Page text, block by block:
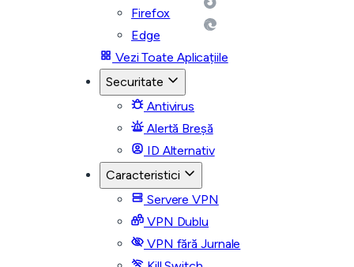
Firefox
Edge
Vezi Toate Aplicațiile
Securitate
Antivirus
Alertă Breșă
ID Alternativ
Caracteristici
Servere VPN
VPN Dublu
VPN fără Jurnale